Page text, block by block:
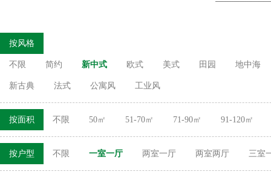
按风格
不限 简约 新中式 欧式 美式 田园 地中海
新古典 法式 公寓风 工业风
按面积 不限 50㎡ 51-70㎡ 71-90㎡ 91-120㎡
按户型 不限 一室一厅 两室一厅 两室两厅 三室